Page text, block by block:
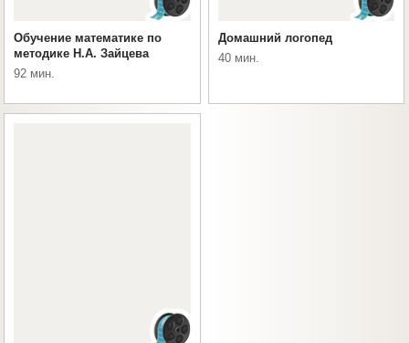
Обучение математике по
методике Н.А. Зайцева
92 мин.
Домашний логопед
40 мин.